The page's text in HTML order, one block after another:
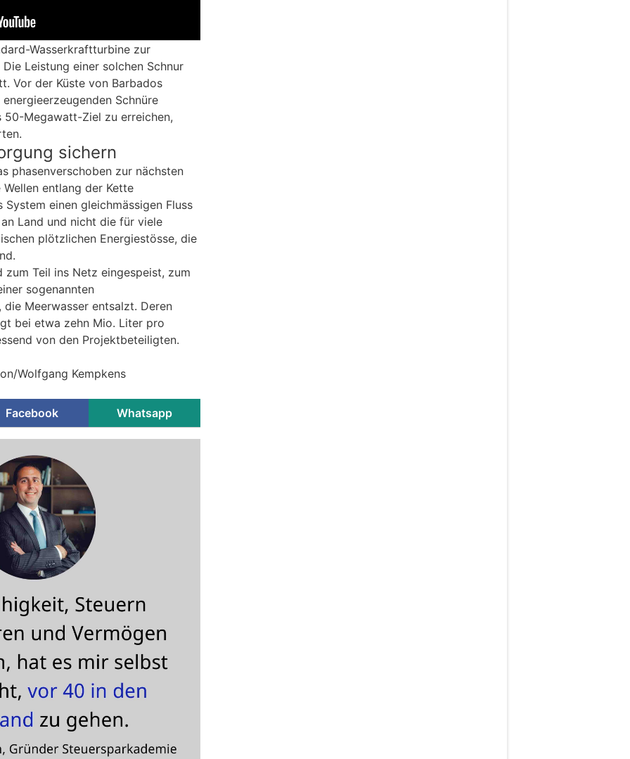
Wasserkraftturbine zur
Leistung einer solchen Schnur
Vor der Küste von Barbados
Schnüre
Megawatt-Ziel zu erreichen,
sichern
phasenverschoben zur nächsten
entlang der Kette
einen gleichmässigen Fluss
Land und nicht die für viele
plötzlichen Energiestösse, die
Teil ins Netz eingespeist, zum
sogenannten
die Meerwasser entsalzt. Deren
bei etwa zehn Mio. Liter pro
von den Projektbeteiligten.
Wolfgang Kempkens
Facebook Whatsapp